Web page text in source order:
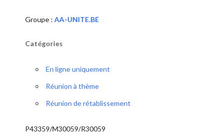
Groupe : AA-UNITE.BE
Catégories
En ligne uniquement
Réunion à thème
Réunion de rétablissement
P43359/M30059/R30059